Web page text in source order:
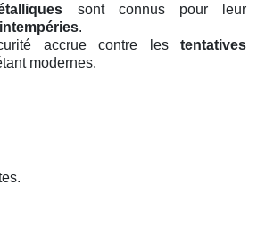
sont connus pour leur
intempéries.
accrue contre les tentatives
modernes.